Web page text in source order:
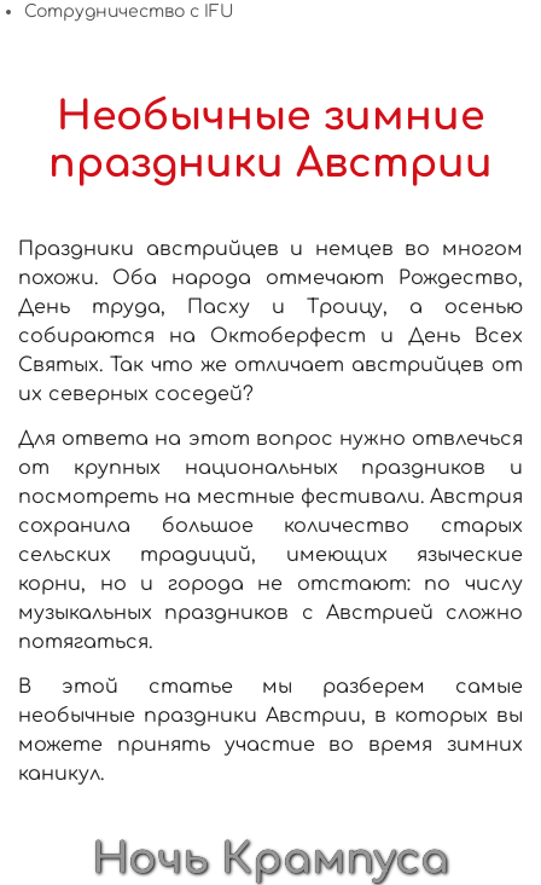
Сотрудничество c IFU
Необычные зимние
праздники Австрии
Праздники австрийцев и немцев во многом
похожи. Оба народа отмечают Рождество,
День труда, Пасху и Троицу, а осенью
собираются на Октоберфест и День Всех
Святых. Так что же отличает австрийцев от
их северных соседей?
Для ответа на этот вопрос нужно отвлечься
от крупных национальных праздников и
посмотреть на местные фестивали. Австрия
сохранила большое количество старых
сельских традиций, имеющих языческие
корни, но и города не отстают: по числу
музыкальных праздников с Австрией сложно
потягаться.
В этой статье мы разберем самые
необычные праздники Австрии, в которых вы
можете принять участие во время зимних
каникул.
Ночь Крампуса